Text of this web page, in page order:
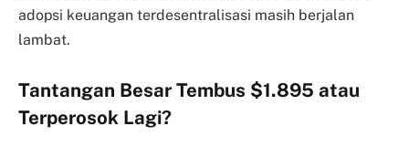
adopsi keuangan terdesentralisasi masih berjalan
lambat.
Tantangan Besar Tembus $1.895 atau
Terperosok Lagi?